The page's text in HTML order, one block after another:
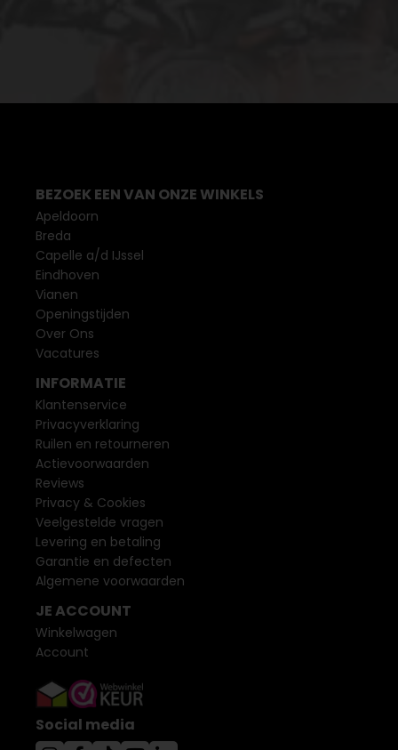
BEZOEK EEN VAN ONZE WINKELS
Apeldoorn
Breda
Capelle a/d IJssel
Eindhoven
Vianen
Openingstijden
Over Ons
Vacatures
INFORMATIE
Klantenservice
Privacyverklaring
Ruilen en retourneren
Actievoorwaarden
Reviews
Privacy & Cookies
Veelgestelde vragen
Levering en betaling
Garantie en defecten
Algemene voorwaarden
JE ACCOUNT
Winkelwagen
Account
Social media